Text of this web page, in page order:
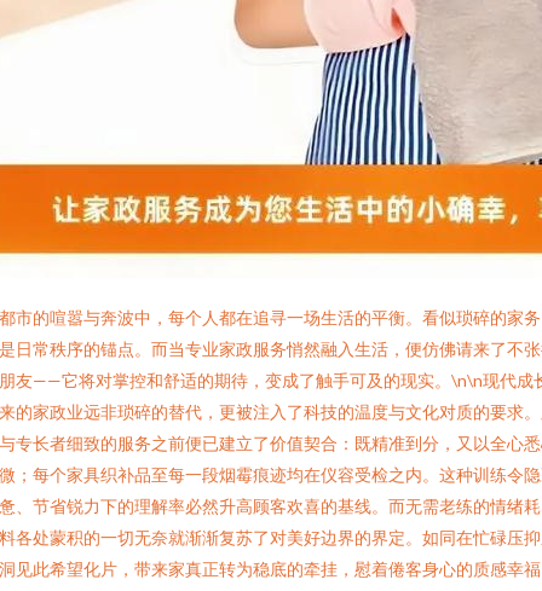
市的喧嚣与奔波中，每个人都在追寻一场生活的平衡。看似琐碎的家
日常秩序的锚点。而当专业家政服务悄然融入生活，便仿佛请来了不
友——它将对掌控和舒适的期待，变成了触手可及的现实。\n\n现代成
的家政业远非琐碎的替代，更被注入了科技的温度与文化对质的要求
专长者细致的服务之前便已建立了价值契合：既精准到分，又以全心
；每个家具织补品至每一段烟霉痕迹均在仪容受检之内。这种训练令
、节省锐力下的理解率必然升高顾客欢喜的基线。而无需老练的情绪
各处蒙积的一切无奈就渐渐复苏了对美好边界的界定。如同在忙碌压
见此希望化片，带来家真正转为稳底的牵挂，慰着倦客身心的质感幸